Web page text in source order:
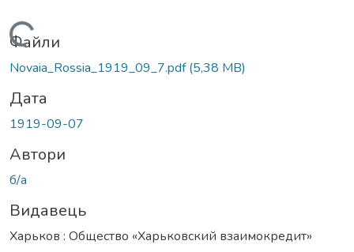
Вантажиться...
Файли
Novaia_Rossia_1919_09_7.pdf(5,38 MB)
Дата
1919-09-07
Автори
б/а
Видавець
Харьков : Общество «Харьковский взаимокредит»